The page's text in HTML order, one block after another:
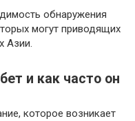
обнаружения
могут приводящих
Азии.
и как часто он
которое возникает